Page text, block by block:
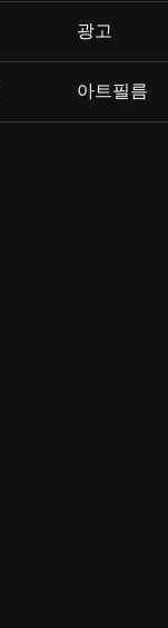
광고
아트필름